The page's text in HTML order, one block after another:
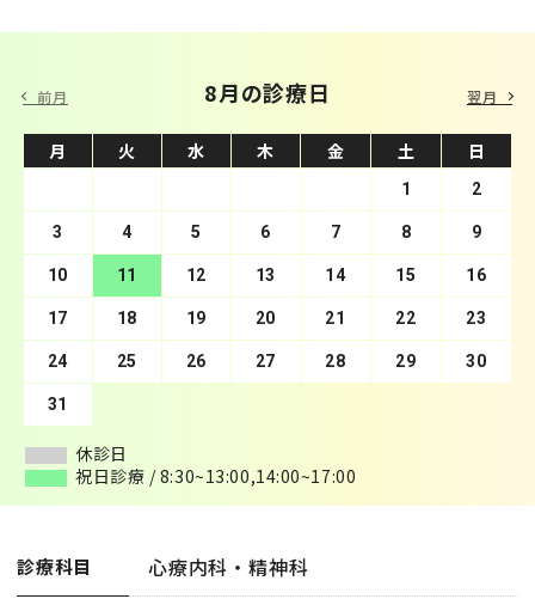
前月 8月の診療日
月 火 水 木 金 土 日
1 2
3 4 5 6 7 8 9
10 11 12 13 14 15 16
17 18 19 20 21 22 23
24 25 26 27 28 29 30
31
休診日
祝日診療 / 8:30~13:00,14:00~17:00
9 月の診療日
月 火 水 木 金 土 日
5 6
7 8 9 10 11 12 13
14 15 16 17 18 19 20
21 22 23 24 25 26 27
28 29 30
休診日
祝日診療 / 8:30~13:00,14:00~17:00
翌月
診療科目 心療内科・精神科